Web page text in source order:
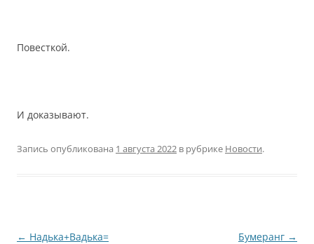
Повесткой.
И доказывают.
Запись опубликована 1 августа 2022 в рубрике Новости.
Навигация
← Надька+Вадька= Бумеранг →